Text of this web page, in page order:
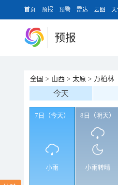
首页 预报 预警 雷达 云图 天
预报
全国 > 山西 > 太原 > 万柏林
今天
7日（今天）
小雨
8日（明天）
小雨转晴